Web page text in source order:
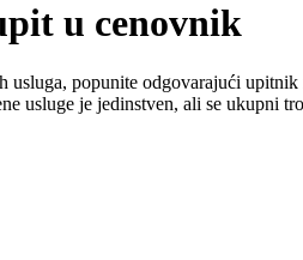
u cenovnik
popunite odgovarajući
usluge je jedinstven, ali se ukupni